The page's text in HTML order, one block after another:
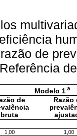
de
Modelo 1 a
de
bruta
Razão
1,00
1,00